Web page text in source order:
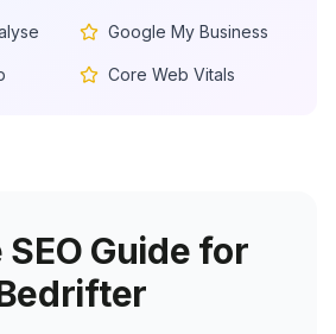
Google My Business
Core Web Vitals
Guide for